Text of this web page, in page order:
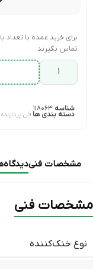
برای خرید عمده یا تعداد
تماس بگیرند
شناسه ۱۱۸۰۶۳
دسته بندی ها فن پردازنده
مشخصات فنی
مشخصات فنی
نوع خنک‌کننده